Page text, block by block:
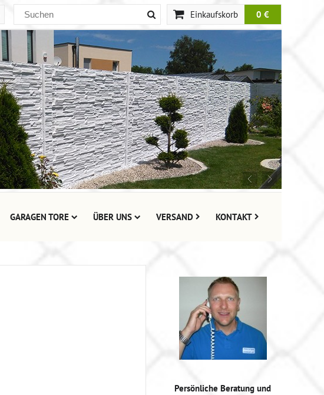
Einkaufskorb 0 €
GARAGEN TORE ÜBER UNS VERSAND KONTAKT
Persönliche Beratung und